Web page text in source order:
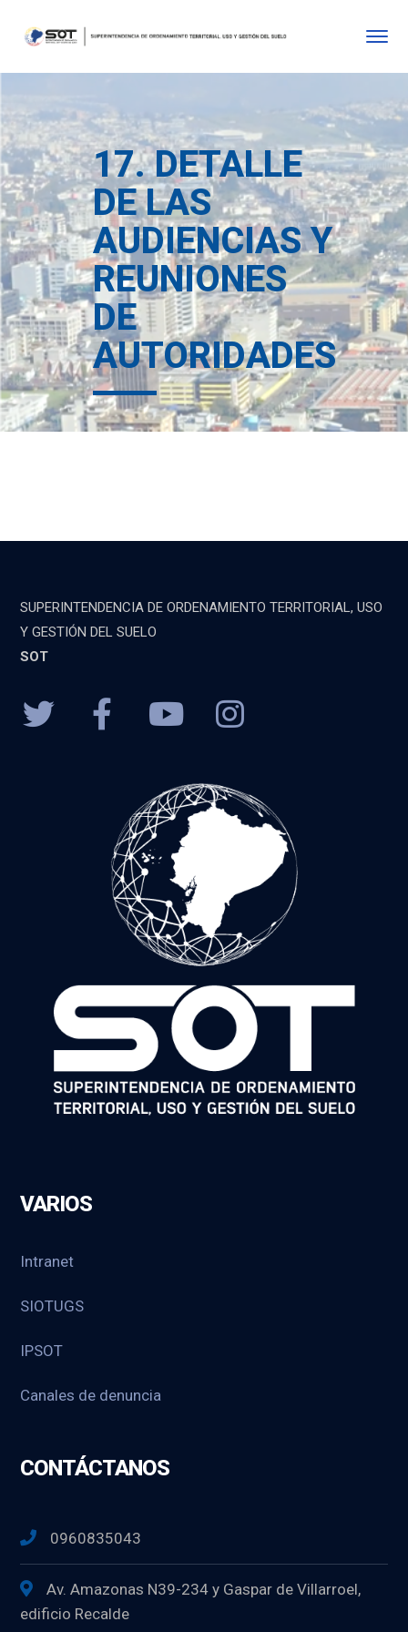
17. DETALLE
DE LAS
AUDIENCIAS Y
REUNIONES
DE
AUTORIDADES
SUPERINTENDENCIA DE ORDENAMIENTO TERRITORIAL, USO
Y GESTIÓN DEL SUELO
SOT
VARIOS
Intranet
SIOTUGS
IPSOT
Canales de denuncia
CONTÁCTANOS
0960835043
Av. Amazonas N39-234 y Gaspar de Villarroel,
edificio Recalde